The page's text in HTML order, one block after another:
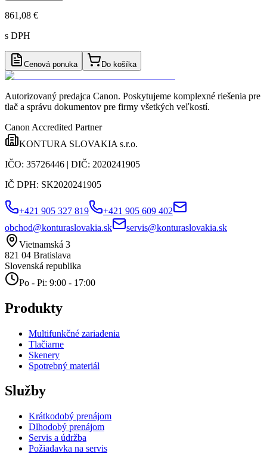
861,08 €
s DPH
Cenová ponuka Do košíka
Autorizovaný predajca Canon. Poskytujeme komplexné riešenia pre
tlač a správu dokumentov pre firmy všetkých veľkostí.
Canon Accredited Partner
KONTURA SLOVAKIA s.r.o.
IČO: 35726446 | DIČ: 2020241905
IČ DPH: SK2020241905
+421 905 327 819
+421 905 609 402
obchod@konturaslovakia.sk
servis@konturaslovakia.sk
Vietnamská 3
821 04 Bratislava
Slovenská republika
Po - Pi: 9:00 - 17:00
Produkty
Multifunkčné zariadenia
Tlačiarne
Skenery
Spotrebný materiál
Služby
Krátkodobý prenájom
Dlhodobý prenájom
Servis a údržba
Požiadavka na servis